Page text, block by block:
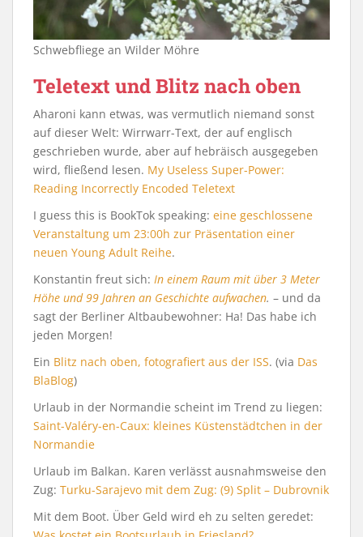
Schwebfliege an Wilder Möhre
Teletext und Blitz nach oben
Aharoni kann etwas, was vermutlich niemand sonst
auf dieser Welt: Wirrwarr-Text, der auf englisch
geschrieben wurde, aber auf hebräisch ausgegeben
wird, fließend lesen. My Useless Super-Power:
Reading Incorrectly Encoded Teletext
I guess this is BookTok speaking: eine geschlossene
Veranstaltung um 23:00h zur Präsentation einer
neuen Young Adult Reihe.
Konstantin freut sich: In einem Raum mit über 3 Meter
Höhe und 99 Jahren an Geschichte aufwachen. – und da
sagt der Berliner Altbaubewohner: Ha! Das habe ich
jeden Morgen!
Ein Blitz nach oben, fotografiert aus der ISS. (via Das
BlaBlog)
Urlaub in der Normandie scheint im Trend zu liegen:
Saint-Valéry-en-Caux: kleines Küstenstädtchen in der
Normandie
Urlaub im Balkan. Karen verlässt ausnahmsweise den
Zug: Turku-Sarajevo mit dem Zug: (9) Split – Dubrovnik
Mit dem Boot. Über Geld wird eh zu selten geredet: